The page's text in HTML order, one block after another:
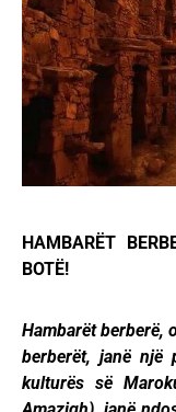
HAMBARËT
BOTË!
Hambarët berberë,
berberët, janë një
kulturës së